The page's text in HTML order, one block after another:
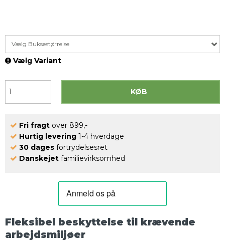
Vælg Buksestørrelse
Vælg Variant
KØB
Fri fragt over 899,-
Hurtig levering 1-4 hverdage
30 dages fortrydelsesret
Danskejet familievirksomhed
Fleksibel beskyttelse til krævende
arbejdsmiljøer